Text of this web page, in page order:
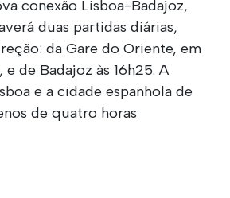
conexão Lisboa-Badajoz,
duas partidas diárias,
da Gare do Oriente, em
de Badajoz às 16h25. A
e a cidade espanhola de
de quatro horas